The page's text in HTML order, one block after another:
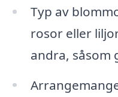
Typ av
rosor eller
andra, såsom